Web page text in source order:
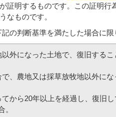
証明するものです。この証明行
なものです。
の判断基準を満たした場合に限
外になった土地で、復旧するこ
、農地又は採草放牧地以外にな
から20年以上を経過し、復旧し